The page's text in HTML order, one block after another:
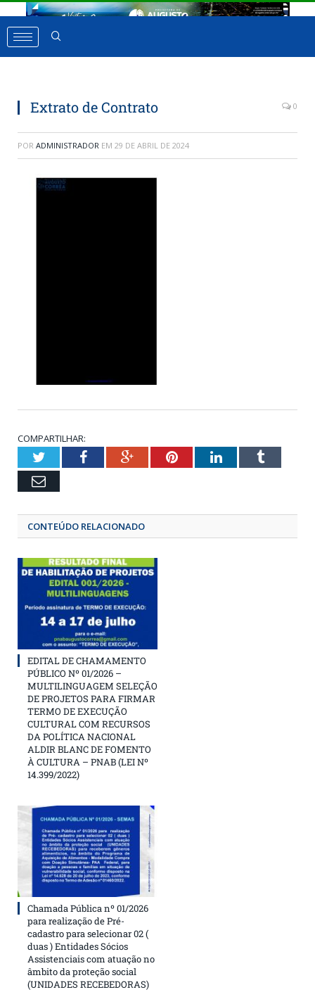
Extrato de Contrato 0
POR ADMINISTRADOR EM 29 DE ABRIL DE 2024
COMPARTILHAR:
TwitterFacebookGoogle+Pinterest
LinkedIn
Email
CONTEÚDO RELACIONADO
EDITAL DE CHAMAMENTO
PÚBLICO Nº 01/2026 –
MULTILINGUAGEM SELEÇÃO
DE PROJETOS PARA FIRMAR
TERMO DE EXECUÇÃO
CULTURAL COM RECURSOS
DA POLÍTICA NACIONAL
ALDIR BLANC DE FOMENTO
À CULTURA – PNAB (LEI Nº
14.399/2022)
Chamada Pública nº 01/2026
para realização de Pré-
cadastro para selecionar 02 (
duas ) Entidades Sócios
Assistenciais com atuação no
âmbito da proteção social
(UNIDADES RECEBEDORAS)